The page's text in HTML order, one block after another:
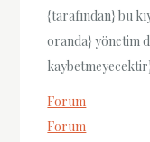
{tarafından} bu
oranda} yönetim
Forum
Forum